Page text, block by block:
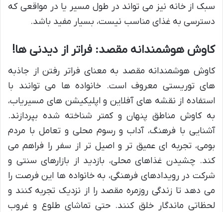
سبک از خانه نیز می تواند در طول مسیر یا در مواقعی که
دسترسی به غذای مناسب نیست، بسیار مفید باشد.
کاوش هوشمندانه مقصد: فراتر از دیدنی ها!
کاوش هوشمندانه مقصد به معنای فراتر رفتن از جاذبه
های توریستی معروف است. خانواده ها می توانند با
استفاده از نقشه های آفلاین و اپلیکیشن های مسیریاب،
به کاوش مناطق پنهان و کمتر شناخته شده بپردازند.
آشنایی با فرهنگ، آداب و رسوم محلی و تعامل با مردم
بومی، تجربه ای عمیق تر و اصیل تر از سفر را فراهم می
کند. چشیدن غذاهای محلی، بازدید از بازارهای سنتی و
شرکت در رویدادهای فرهنگی، به خانواده ها این فرصت را
می دهد تا زندگی روزمره مقصد را از نزدیک تجربه کنند و
لحظاتی ماندگار خلق کنند. حتی تماشای طلوع و غروب